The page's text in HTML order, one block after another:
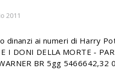
2011
dinanzi ai numeri di Harry
I DONI DELLA MORTE -
BR 5gg